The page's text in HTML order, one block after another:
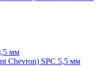
мм
Chevron) SPC 5,5 мм